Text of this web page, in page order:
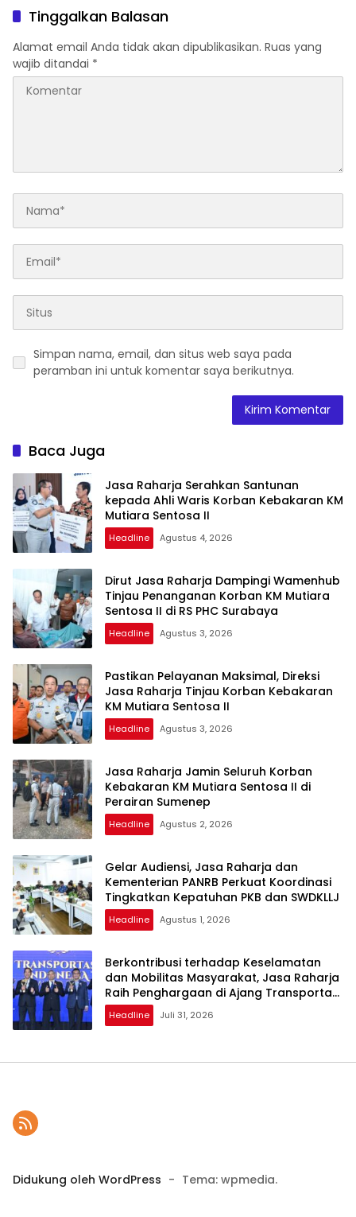
dan SWDKLLJ
Awards 2026
Tinggalkan Balasan
Alamat email Anda tidak akan dipublikasikan. Ruas yang
wajib ditandai *
Simpan nama, email, dan situs web saya pada
peramban ini untuk komentar saya berikutnya.
Baca Juga
Jasa Raharja Serahkan Santunan
kepada Ahli Waris Korban Kebakaran KM
Mutiara Sentosa II
Headline Agustus 4, 2026
Dirut Jasa Raharja Dampingi Wamenhub
Tinjau Penanganan Korban KM Mutiara
Sentosa II di RS PHC Surabaya
Headline Agustus 3, 2026
Pastikan Pelayanan Maksimal, Direksi
Jasa Raharja Tinjau Korban Kebakaran
KM Mutiara Sentosa II
Headline Agustus 3, 2026
Jasa Raharja Jamin Seluruh Korban
Kebakaran KM Mutiara Sentosa II di
Perairan Sumenep
Headline Agustus 2, 2026
Gelar Audiensi, Jasa Raharja dan
Kementerian PANRB Perkuat Koordinasi
Tingkatkan Kepatuhan PKB dan SWDKLLJ
Headline Agustus 1, 2026
Berkontribusi terhadap Keselamatan
dan Mobilitas Masyarakat, Jasa Raharja
Raih Penghargaan di Ajang Transportasi
Indonesia Awards 2026
Headline Juli 31, 2026
Didukung oleh WordPress - Tema: wpmedia.